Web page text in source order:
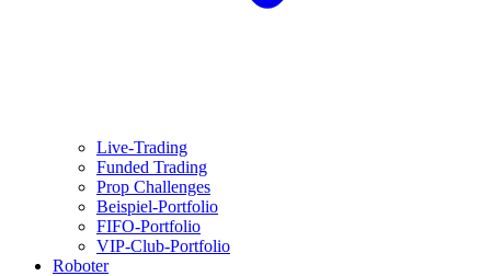
Live-Trading
Funded Trading
Prop Challenges
Beispiel-Portfolio
FIFO-Portfolio
VIP-Club-Portfolio
Roboter